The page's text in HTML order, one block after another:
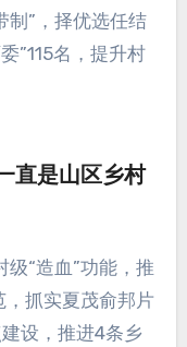
制”，择优选任结
”115名，提升村
直是山区乡村
“造血”功能，推
，抓实夏茂俞邦片
设，推进4条乡